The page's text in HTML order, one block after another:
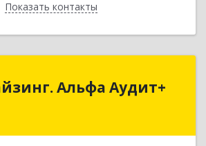
Показать контакты
Назад
Альфа Аудит+
Альфа Аудит+
Московская обл, Домодедово г,